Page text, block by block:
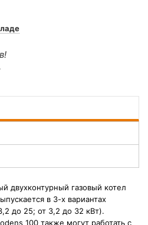
двухконтурный газовый котел
в 3-х вариантах
до 25; от 3,2 до 32 кВт).
100 также могут работать с